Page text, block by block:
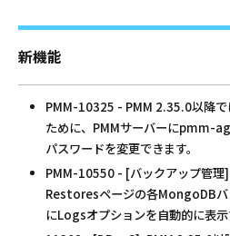
新機能
PMM-10325 - PMM 2.35.0以降で
ために、PMMサーバーにpmm-
パスワードを変更できます。
PMM-10550 - [バックアップ管
Restoresページの各MongoDBバ
にLogsオプションを自動的に表示